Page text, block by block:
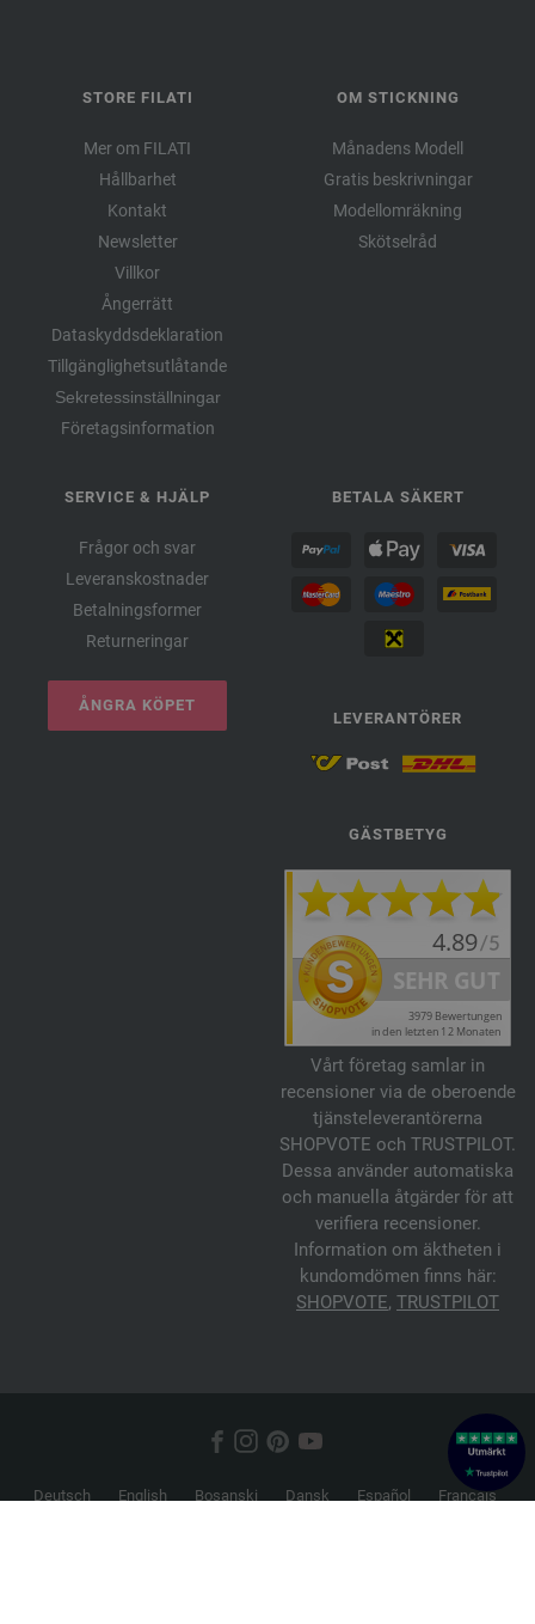
STORE FILATI
Mer om FILATI
Hållbarhet
Kontakt
Newsletter
Villkor
Ångerrätt
Dataskyddsdeklaration
Tillgänglighetsutlåtande
Sekretessinställningar
Företagsinformation
OM STICKNING
Månadens Modell
Gratis beskrivningar
Modellomräkning
Skötselråd
SERVICE & HJÄLP
Frågor och svar
Leveranskostnader
Betalningsformer
Returneringar
ÅNGRA KÖPET
BETALA SÄKERT
LEVERANTÖRER
GÄSTBETYG
Vårt företag samlar in
recensioner via de oberoende
tjänsteleverantörerna
SHOPVOTE och TRUSTPILOT.
Dessa använder automatiska
och manuella åtgärder för att
verifiera recensioner.
Information om äktheten i
kundomdömen finns här:
SHOPVOTE, TRUSTPILOT
Deutsch English Bosanski Dansk Español
Français